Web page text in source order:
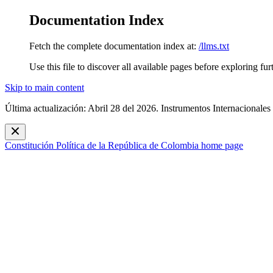
Documentation Index
Fetch the complete documentation index at: /llms.txt
Use this file to discover all available pages before exploring
Skip to main content
Última actualización: Abril 28 del 2026. Instrumentos Internacionales
Constitución Política de la República de Colombia home page